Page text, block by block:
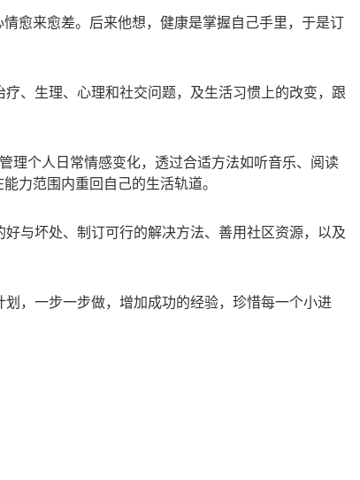
愈来愈差。后来他想，健康是掌握自己手里，于是订
、生理、心理和社交问题，及生活习惯上的改变，跟
理个人日常情感变化，透过合适方法如听音乐、阅读
力范围内重回自己的生活轨道。
与坏处、制订可行的解决方法、善用社区资源，以及
，一步一步做，增加成功的经验，珍惜每一个小进